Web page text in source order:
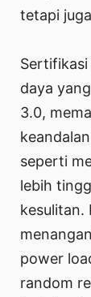
tetapi
Sertifikasi
daya
3.0,
seperti
lebih
kesulitan.
power
random